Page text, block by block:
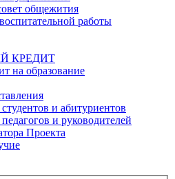
общежития
работы
КРЕДИТ
на образование
и абитуриентов
и руководителей
Проекта